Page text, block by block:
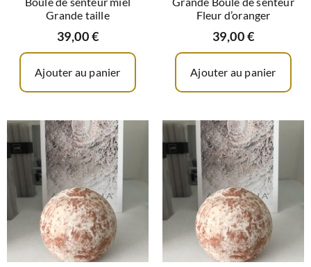
Grande taille
39,00€
Ajouter au panier
Fleur d’oranger
39,00€
Ajouter au panier